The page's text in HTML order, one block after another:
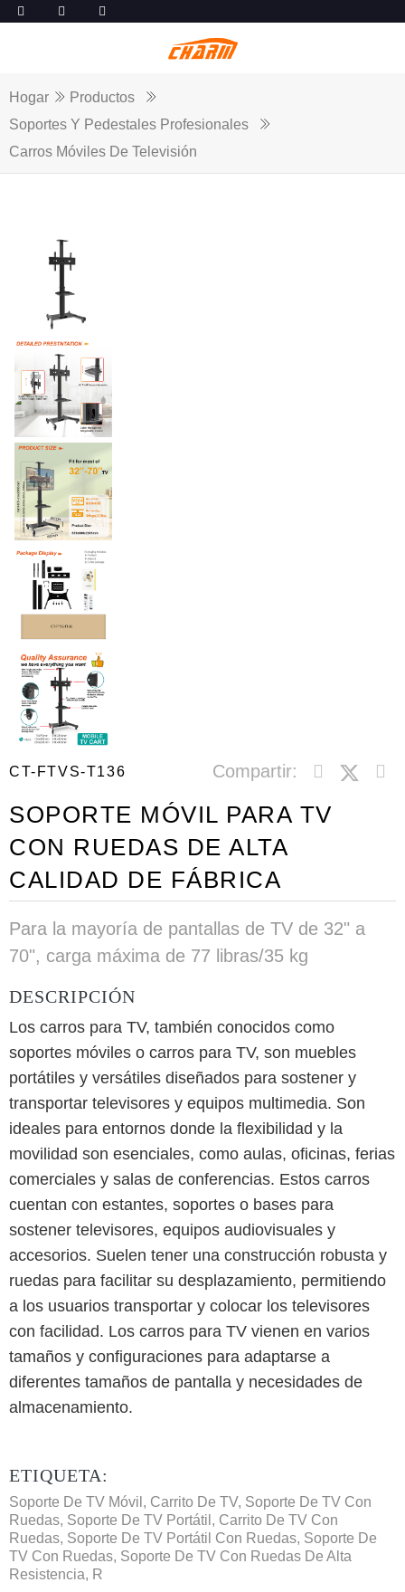
Hogar
Productos
Soportes Y Pedestales Profesionales
Carros Móviles De Televisión
CT-FTVS-T136 Compartir:
SOPORTE MÓVIL PARA TV
CON RUEDAS DE ALTA
CALIDAD DE FÁBRICA
Para la mayoría de pantallas de TV de 32" a
70", carga máxima de 77 libras/35 kg
DESCRIPCIÓN
Los carros para TV, también conocidos como
soportes móviles o carros para TV, son muebles
portátiles y versátiles diseñados para sostener y
transportar televisores y equipos multimedia. Son
ideales para entornos donde la flexibilidad y la
movilidad son esenciales, como aulas, oficinas, ferias
comerciales y salas de conferencias. Estos carros
cuentan con estantes, soportes o bases para
sostener televisores, equipos audiovisuales y
accesorios. Suelen tener una construcción robusta y
ruedas para facilitar su desplazamiento, permitiendo
a los usuarios transportar y colocar los televisores
con facilidad. Los carros para TV vienen en varios
tamaños y configuraciones para adaptarse a
diferentes tamaños de pantalla y necesidades de
almacenamiento.
ETIQUETA:
Soporte De TV Móvil, Carrito De TV, Soporte De TV Con
Ruedas, Soporte De TV Portátil, Carrito De TV Con
Ruedas, Soporte De TV Portátil Con Ruedas, Soporte De
TV Con Ruedas, Soporte De TV Con Ruedas De Alta
Resistencia, R